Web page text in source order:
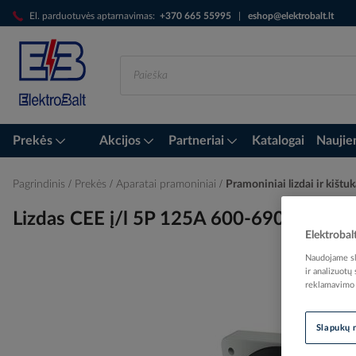
El. parduotuvės aptarnavimas: +370 665 55995 eshop@elektrobalt.lt
Skip
to
Content
Prekės Akcijos Partneriai Katalogai
Pagrindinis Prekės Aparatai pramoniniai Pramoniniai lizdai ir
Lizdas CEE į/l 5P 125A 600-690V IP67
Naudojame
ir analizuotų
reklamavimo
Slapukų